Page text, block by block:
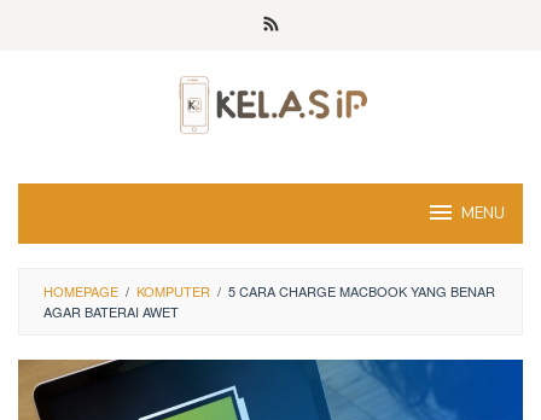
MENU
HOMEPAGE / KOMPUTER / 5 CARA CHARGE MACBOOK YANG BENAR
AGAR BATERAI AWET